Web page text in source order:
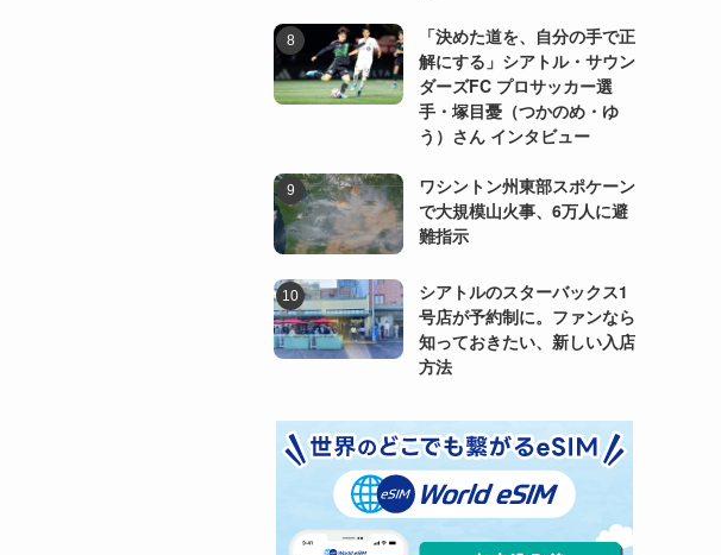
「決めた道を、自分の手で正
解にする」シアトル・サウン
ダーズFC プロサッカー選
手・塚目憂（つかのめ・ゆ
う）さん インタビュー
ワシントン州東部スポケーン
で大規模山火事、6万人に避
難指示
シアトルのスターバックス1
号店が予約制に。ファンなら
知っておきたい、新しい入店
方法